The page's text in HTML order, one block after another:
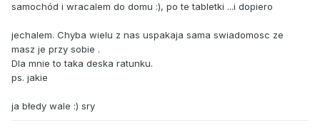
samochód i wracalem do domu :), po te tabletki ...i dopiero
jechalem. Chyba wielu z nas uspakaja sama swiadomosc ze
masz je przy sobie .
Dla mnie to taka deska ratunku.
ps. jakie
ja błedy wale :) sry